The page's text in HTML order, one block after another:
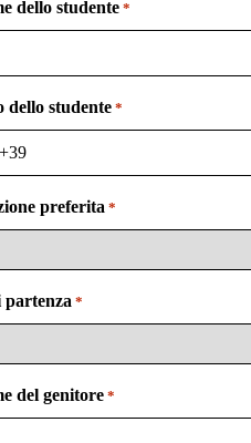
dello studente *
dello studente *
preferita *
*
del genitore *